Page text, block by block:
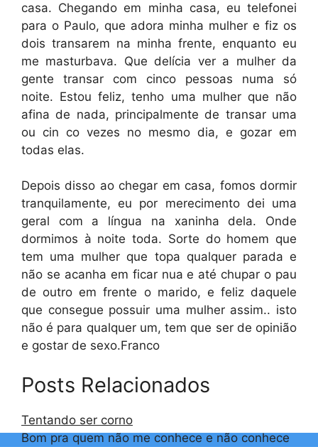
casa. Chegando em minha casa, eu telefonei
para o Paulo, que adora minha mulher e fiz os
dois transarem na minha frente, enquanto eu
me masturbava. Que delícia ver a mulher da
gente transar com cinco pessoas numa só
noite. Estou feliz, tenho uma mulher que não
afina de nada, principalmente de transar uma
ou cin co vezes no mesmo dia, e gozar em
todas elas.
Depois disso ao chegar em casa, fomos dormir
tranquilamente, eu por merecimento dei uma
geral com a língua na xaninha dela. Onde
dormimos à noite toda. Sorte do homem que
tem uma mulher que topa qualquer parada e
não se acanha em ficar nua e até chupar o pau
de outro em frente o marido, e feliz daquele
que consegue possuir uma mulher assim.. isto
não é para qualquer um, tem que ser de opinião
e gostar de sexo.Franco
Posts Relacionados
Tentando ser corno
Bom pra quem não me conhece e não conhece